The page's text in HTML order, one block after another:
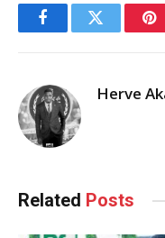
FacebookTwitter
Herve
Related Posts